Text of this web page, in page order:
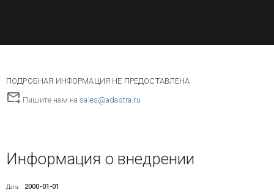
ПОДРОБНАЯ ИНФОРМАЦИЯ НЕ ПРЕДОСТАВЛЕНА
Пишите нам на sales@adastra.ru
Информация о внедрении
Дата: 2000-01-01